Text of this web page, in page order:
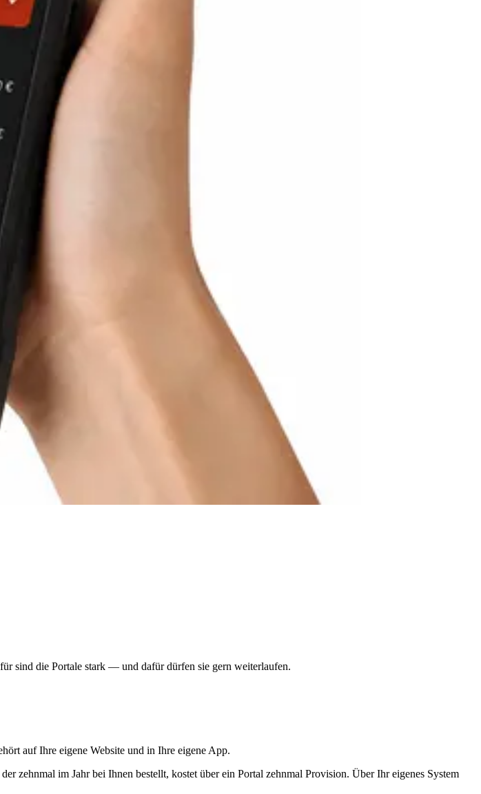
sind die Portale stark — und dafür dürfen sie gern weiterlaufen.
auf Ihre eigene Website und in Ihre eigene App.
zehnmal im Jahr bei Ihnen bestellt, kostet über ein Portal zehnmal Provision. Über Ihr eigenes System